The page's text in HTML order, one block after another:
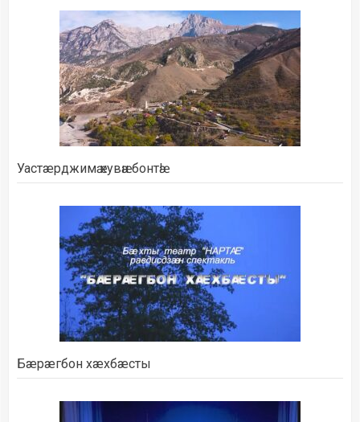
Уастæрджимӕ кувӕн бонтӕ!
Бæрæгбон хæхбæсты